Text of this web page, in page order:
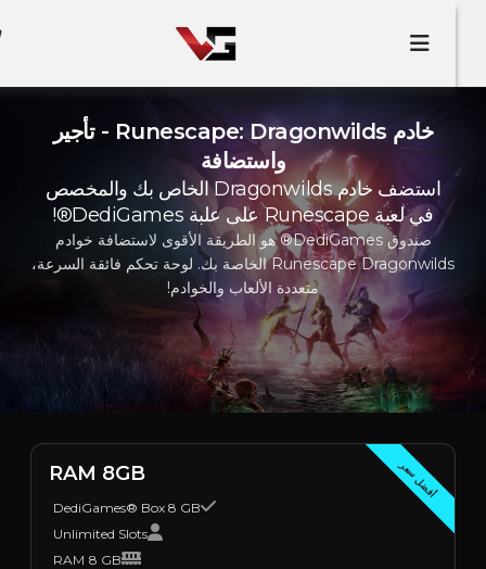
خادم Runescape: Dragonwilds - تأجير
واستضافة
استضف خادم Dragonwilds الخاص بك والمخصص
في لعبة Runescape على علبة DediGames®!
صندوق DediGames® هو الطريقة الأقوى لاستضافة خوادم
Runescape Dragonwilds الخاصة بك. لوحة تحكم فائقة السرعة،
متعددة الألعاب والخوادم!
أفضل سعر RAM 8GB
DediGames® Box 8 GB
Unlimited Slots
RAM 8 GB